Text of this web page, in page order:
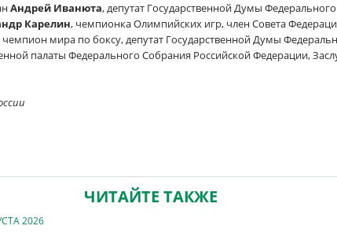
Андрей Иванюта, депутат Государственной Думы
Карелин, чемпионка Олимпийских игр, член Совета
чемпион мира по боксу, депутат Государственной Думы
палаты Федерального Собрания Российской Федерации,
ЧИТАЙТЕ ТАКЖЕ
2026